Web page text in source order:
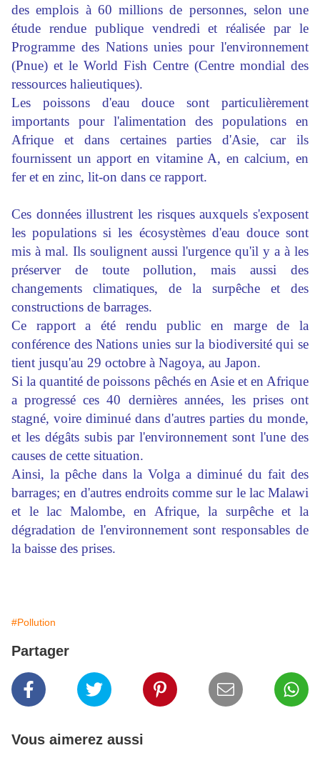
des emplois à 60 millions de personnes, selon une
étude rendue publique vendredi et réalisée par le
Programme des Nations unies pour l'environnement
(Pnue) et le World Fish Centre (Centre mondial des
ressources halieutiques).
Les poissons d'eau douce sont particulièrement
importants pour l'alimentation des populations en
Afrique et dans certaines parties d'Asie, car ils
fournissent un apport en vitamine A, en calcium, en
fer et en zinc, lit-on dans ce rapport.
Ces données illustrent les risques auxquels s'exposent
les populations si les écosystèmes d'eau douce sont
mis à mal. Ils soulignent aussi l'urgence qu'il y a à les
préserver de toute pollution, mais aussi des
changements climatiques, de la surpêche et des
constructions de barrages.
Ce rapport a été rendu public en marge de la
conférence des Nations unies sur la biodiversité qui se
tient jusqu'au 29 octobre à Nagoya, au Japon.
Si la quantité de poissons pêchés en Asie et en Afrique
a progressé ces 40 dernières années, les prises ont
stagné, voire diminué dans d'autres parties du monde,
et les dégâts subis par l'environnement sont l'une des
causes de cette situation.
Ainsi, la pêche dans la Volga a diminué du fait des
barrages; en d'autres endroits comme sur le lac Malawi
et le lac Malombe, en Afrique, la surpêche et la
dégradation de l'environnement sont responsables de
la baisse des prises.
#Pollution
Partager
Vous aimerez aussi